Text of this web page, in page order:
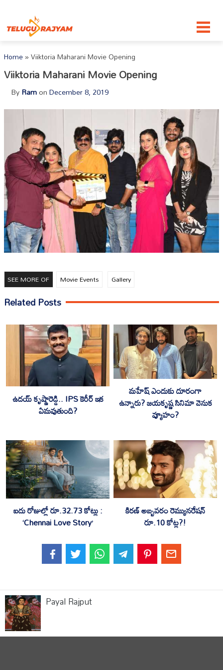
Home»Viiktoria Maharani Movie Opening
Viiktoria Maharani Movie Opening
ByRamonDecember 8, 2019
SEE MORE OF Movie Events Gallery
Related Posts
ఉదయ్ కృష్ణారెడ్డి.. IPS కెరీర్ ఇక
ఏమవుతుంది?
మహేష్ ఎందుకు దూరంగా
ఉన్నారు? జయకృష్ణ సినిమా వెనుక
వ్యూహం?
ఐదు రోజుల్లో రూ.32.73 కోట్లు :
‘Chennai Love Story’
కిరణ్ అబ్బవరం రెమ్యునరేషన్
రూ.10 కోట్ల?!
Payal Rajput